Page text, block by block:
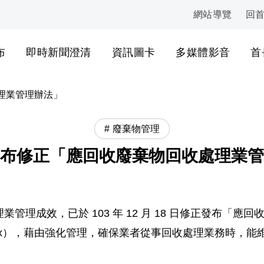
:::
網站導覽 回
即時新聞澄清 資訊圖卡 多媒體影音 首
管理辦法」
廢棄物管理
修正「應回收廢棄物回收處理業
管理成效，已於 103 年 12 月 18 日修正發布「應回
，藉由強化管理，確保業者從事回收處理業務時，能